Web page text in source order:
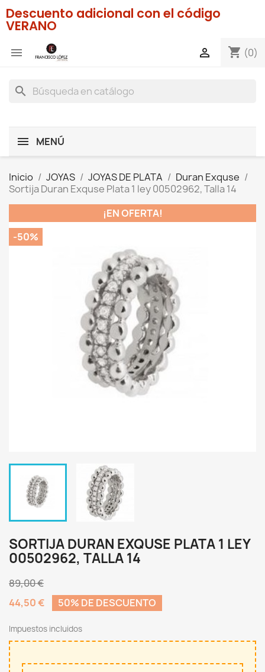
Descuento adicional con el código
VERANO
 shopping_cart (0)

search
MENÚ
Inicio JOYAS JOYAS DE PLATA
Duran Exquse
Sortija Duran Exquse Plata 1 ley 00502962, Talla 14
¡EN OFERTA!
-50%
SORTIJA DURAN EXQUSE PLATA 1 LEY
00502962, TALLA 14
89,00 €
44,50 €
50% DE DESCUENTO
Impuestos incluidos